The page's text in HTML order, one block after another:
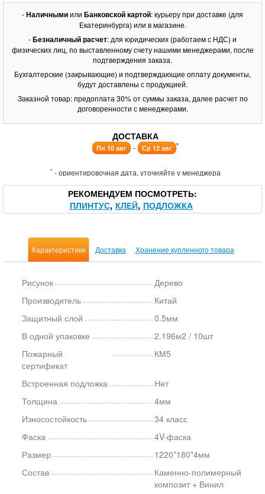
-Наличнымиили Банковской картой: курьеру при доставке (для
Екатеринбурга) или в магазине.
-Безналичный расчет: для юридических (работаем с НДС) и
физических лиц, по выставленному счету нашими менеджерами, после
подтверждения заказа.
Бухгалтерские (закрывающие) и подтверждающие оплату документы,
будут доставлены с продукцией.
Заказной товар: предоплата 30% от суммы заказа, далее расчет по
договоренности с менеджерами.
ДОСТАВКА
Пн 10 авг - Ср 12 авг *
* - ориентировочная дата, уточняйте у менеджера
РЕКОМЕНДУЕМ ПОСМОТРЕТЬ
ПЛИНТУС КЛЕЙ ПОДЛОЖКА
Характеристики Доставка Хранение купленного товара
Рисунок
Дерево
Производитель
Китай
Защитный слой
0.5мм
В одной упаковке
2.196м2 / 10шт
Пожарный
сертификат
КМ5
Встроенная подложка
Нет
Толщина
4мм
Износостойкость
34 класс
Фаска
4V-фаска
Размер
1220*180*4мм
Состав
Каменно-полимерный
композит + Винил